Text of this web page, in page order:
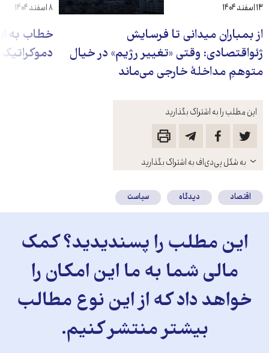
این مطلب را به اشتراک بگذارید
باز
کنید
به شکل پی‌دی‌اف به اشتراک بگذارید
از بمباران میدانی تا فرسایش
ژئواقتصادی: وقتی «تغییر رژیم» در خیال
متوهمِ مداخلهٔ خارجی می‌ماند
۱۳ اسفند ۱۴۰۴
خطاب به
دموکراتیک
۸ اسفند ۱۴۰۴
اقتصاد دیدگاه سیاست
این مطلب را پسندیدید؟ کمک
مالی شما به ما این امکان را
خواهد داد که از این نوع مطالب
بیشتر منتشر کنیم.